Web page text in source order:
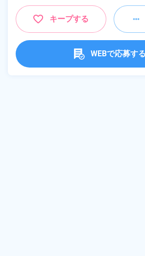
キープする
WEBで応募する